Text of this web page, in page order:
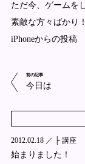
ただ今、ゲームを
素敵な方々ばかり！
iPhoneからの投稿
前の記事
今日は
2012.02.18 ／ ├ 講座
始まりました！